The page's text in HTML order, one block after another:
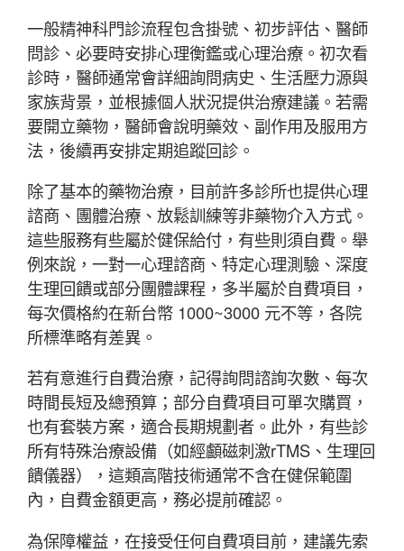
一般精神科門診流程包含掛號、初步評估、醫師
問診、必要時安排心理衡鑑或心理治療。初次看
診時，醫師通常會詳細詢問病史、生活壓力源與
家族背景，並根據個人狀況提供治療建議。若需
要開立藥物，醫師會說明藥效、副作用及服用方
法，後續再安排定期追蹤回診。
除了基本的藥物治療，目前許多診所也提供心理
諮商、團體治療、放鬆訓練等非藥物介入方式。
這些服務有些屬於健保給付，有些則須自費。舉
例來說，一對一心理諮商、特定心理測驗、深度
生理回饋或部分團體課程，多半屬於自費項目，
每次價格約在新台幣 1000~3000 元不等，各院
所標準略有差異。
若有意進行自費治療，記得詢問諮詢次數、每次
時間長短及總預算；部分自費項目可單次購買，
也有套裝方案，適合長期規劃者。此外，有些診
所有特殊治療設備（如經顱磁刺激rTMS、生理回
饋儀器），這類高階技術通常不含在健保範圍
內，自費金額更高，務必提前確認。
為保障權益，在接受任何自費項目前，建議先索